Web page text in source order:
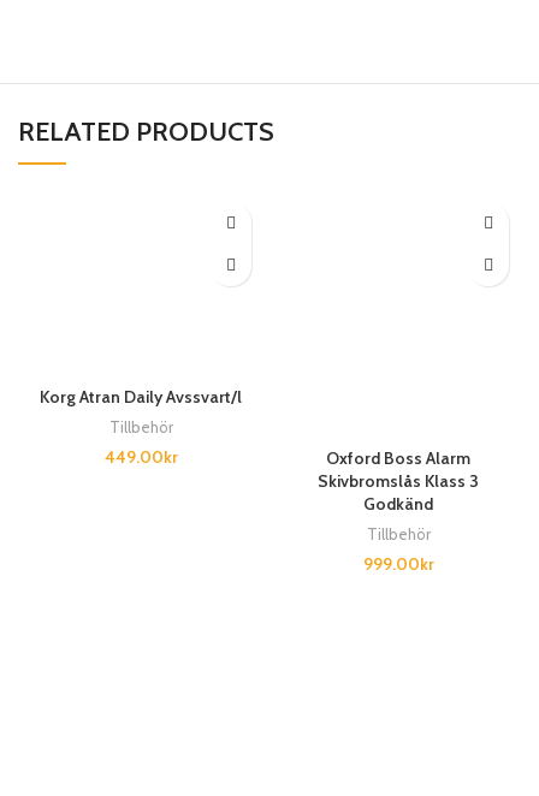
RELATED PRODUCTS
Korg Atran Daily Avssvart/l
Tillbehör
449.00kr
Oxford Boss Alarm
Skivbromslås Klass 3
Godkänd
Tillbehör
999.00kr